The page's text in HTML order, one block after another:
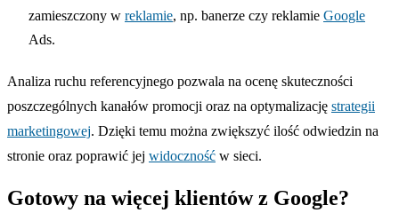
zamieszczony w reklamie, np. banerze czy reklamie Google
Ads.
Analiza ruchu referencyjnego pozwala na ocenę skuteczności
poszczególnych kanałów promocji oraz na optymalizację strategii
marketingowej. Dzięki temu można zwiększyć ilość odwiedzin na
stronie oraz poprawić jej widoczność w sieci.
Gotowy na więcej klientów z Google?